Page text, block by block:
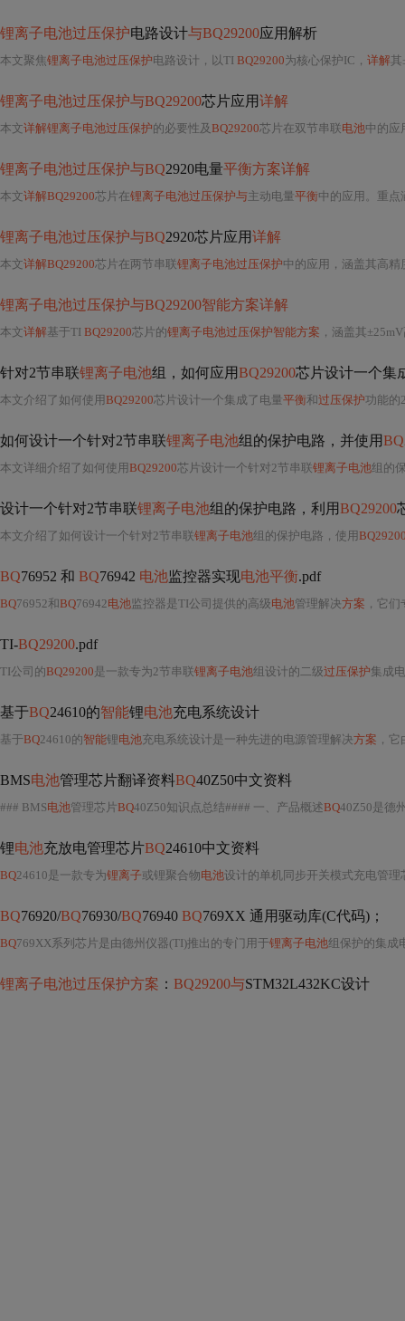
锂离子电池过压保护电路设计与BQ29200应用解析
本文聚焦锂离子电池过压保护电路设计，以TI BQ29200为核心保护IC， 详解
锂离子电池过压保护与BQ29200芯片应用详解
本文详解锂离子电池过压保护的必要性及 BQ29200芯片在双节串联电池中的应
锂离子电池过压保护与BQ2920电量平衡方案详解
本文详解BQ29200芯片在锂离子电池过压保护与主动电量平衡中的应用。重点涵
锂离子电池过压保护与BQ2920芯片应用详解
本文详解BQ29200芯片在两节串联锂离子电池过压保护中的应用，涵盖其高
锂离子电池过压保护与BQ29200智能方案详解
本文详解基于TI BQ29200芯片的锂离子电池过压保护智能方案 ，涵盖其
针对2节串联锂离子电池组，如何应用BQ29200芯片设计一个集
本文介绍了如何使用BQ29200芯片设计一个集成了电量平衡和过压保护功能的
如何设计一个针对2节串联锂离子电池组的保护电路，并使用
本文详细介绍了如何使用BQ29200芯片设计一个针对2节串联锂离子电池组的
设计一个针对2节串联锂离子电池组的保护电路，利用BQ29200
本文介绍了如何设计一个针对2节串联锂离子电池组的保护电路，使用
BQ76952 和 BQ76942 电池监控器实现电池平衡.pdf
BQ76952和BQ76942电池监控器是TI公司提供的高级电池管理解决方案 ，它们
TI-BQ29200.pdf
TI公司的BQ29200是一款专为2节串联锂离子电池组设计的二级过压保护集成电路
基于BQ24610的智能锂电池充电系统设计
基于BQ24610的智能锂电池充电系统设计是一种先进的电源管理解决方案 ，它由
BMS电池管理芯片翻译资料BQ40Z50中文资料
### BMS电池管理芯片BQ40Z50知识点总结#### 一、产品概述BQ40Z50是德
锂电池充放电管理芯片BQ24610中文资料
BQ24610是一款专为锂离子或锂聚合物电池设计的单机同步开关模式充电管理芯片，它由Texas Instruments公司生
BQ76920/BQ76930/BQ76940 BQ769XX 通用驱动库(C代码)；
BQ769XX系列芯片是由德州仪器(TI)推出的专门用于锂离子电池组保护的集成
锂离子电池过压保护方案 ： BQ29200与STM32L432KC设计